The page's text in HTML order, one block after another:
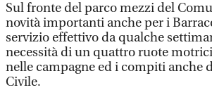
Sul fronte del parco mezzi del
novità importanti anche per i
servizio effettivo da qualche
necessità di un quattro ruote
nelle campagne ed i compiti anche
Civile.